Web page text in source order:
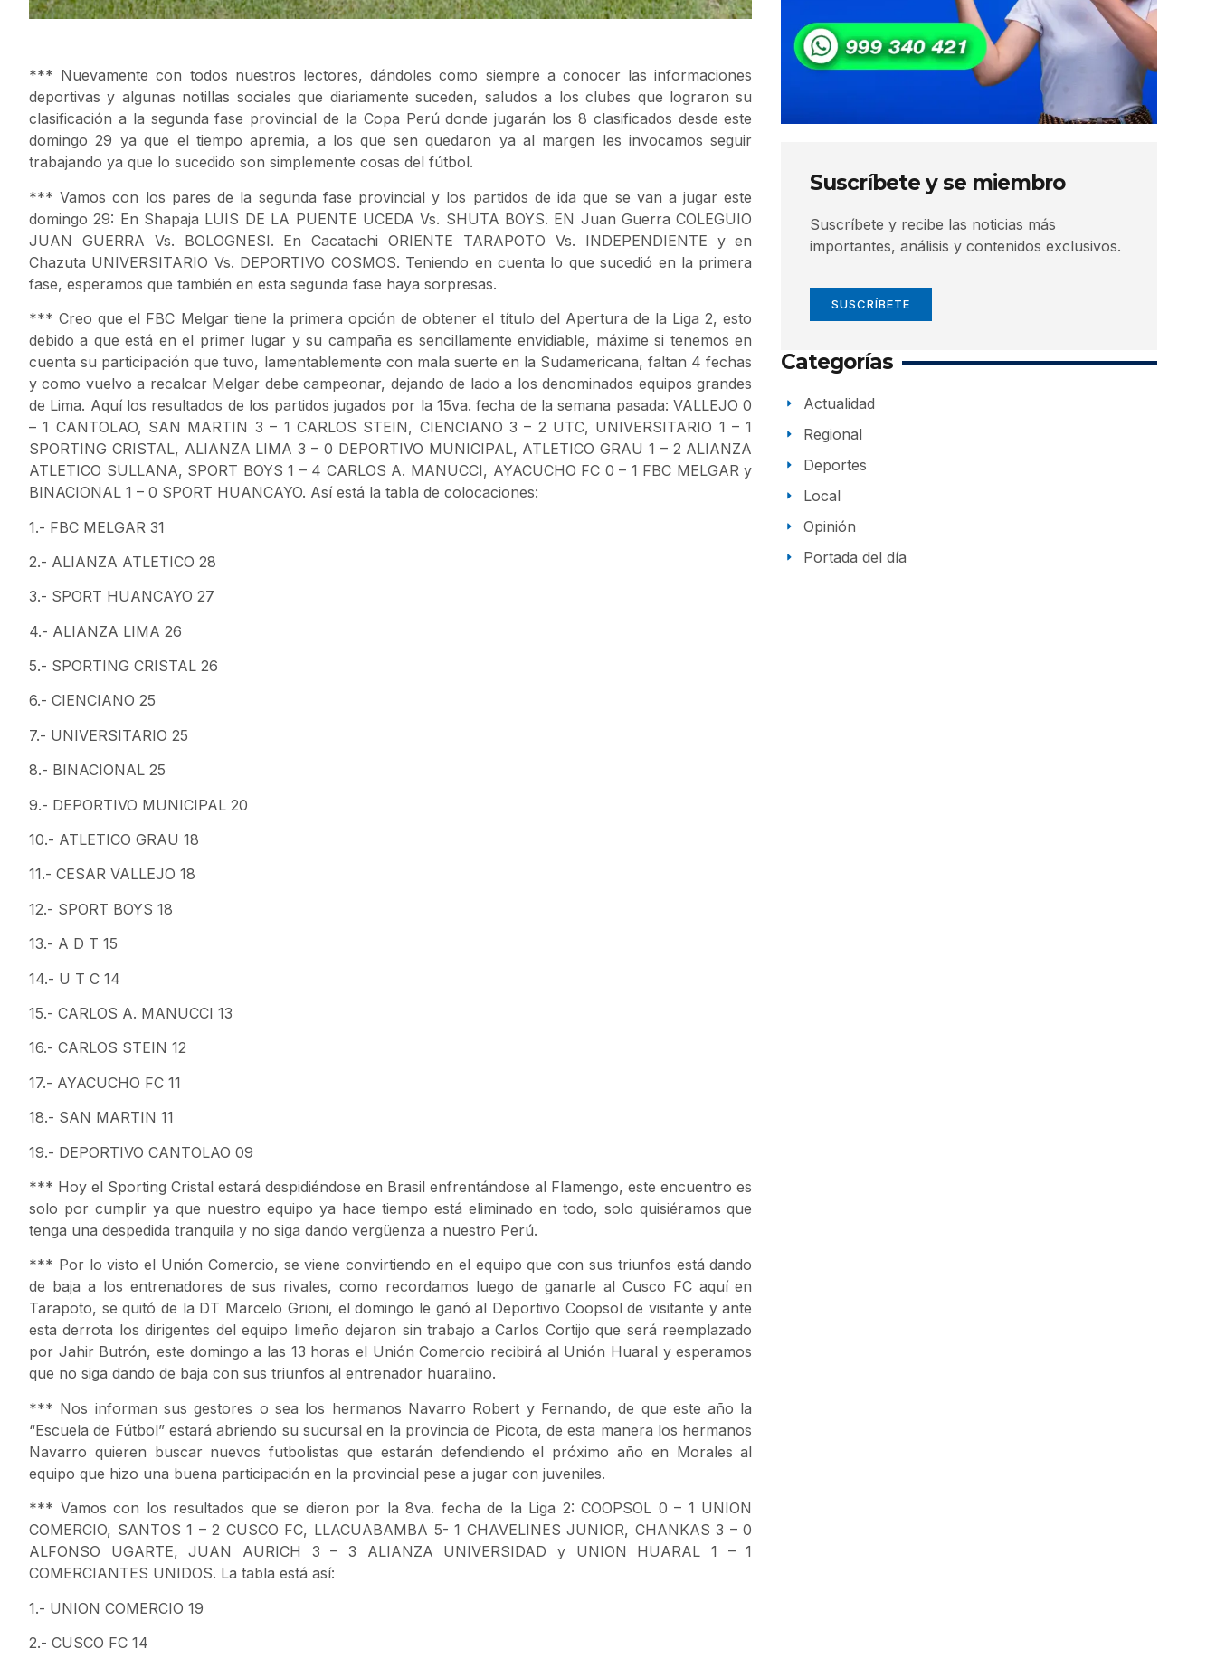
*** Nuevamente con todos nuestros lectores, dándoles como siempre a conocer las informaciones
deportivas y algunas notillas sociales que diariamente suceden, saludos a los clubes que lograron su
clasificación a la segunda fase provincial de la Copa Perú donde jugarán los 8 clasificados desde este
domingo 29 ya que el tiempo apremia, a los que sen quedaron ya al margen les invocamos seguir
trabajando ya que lo sucedido son simplemente cosas del fútbol.
*** Vamos con los pares de la segunda fase provincial y los partidos de ida que se van a jugar este
domingo 29: En Shapaja LUIS DE LA PUENTE UCEDA Vs. SHUTA BOYS. EN Juan Guerra COLEGUIO
JUAN GUERRA Vs. BOLOGNESI. En Cacatachi ORIENTE TARAPOTO Vs. INDEPENDIENTE y en
Chazuta UNIVERSITARIO Vs. DEPORTIVO COSMOS. Teniendo en cuenta lo que sucedió en la primera
fase, esperamos que también en esta segunda fase haya sorpresas.
*** Creo que el FBC Melgar tiene la primera opción de obtener el título del Apertura de la Liga 2, esto
debido a que está en el primer lugar y su campaña es sencillamente envidiable, máxime si tenemos en
cuenta su participación que tuvo, lamentablemente con mala suerte en la Sudamericana, faltan 4 fechas
y como vuelvo a recalcar Melgar debe campeonar, dejando de lado a los denominados equipos grandes
de Lima. Aquí los resultados de los partidos jugados por la 15va. fecha de la semana pasada: VALLEJO 0
– 1 CANTOLAO, SAN MARTIN 3 – 1 CARLOS STEIN, CIENCIANO 3 – 2 UTC, UNIVERSITARIO 1 – 1
SPORTING CRISTAL, ALIANZA LIMA 3 – 0 DEPORTIVO MUNICIPAL, ATLETICO GRAU 1 – 2 ALIANZA
ATLETICO SULLANA, SPORT BOYS 1 – 4 CARLOS A. MANUCCI, AYACUCHO FC 0 – 1 FBC MELGAR y
BINACIONAL 1 – 0 SPORT HUANCAYO. Así está la tabla de colocaciones:
1.- FBC MELGAR 31
2.- ALIANZA ATLETICO 28
3.- SPORT HUANCAYO 27
4.- ALIANZA LIMA 26
5.- SPORTING CRISTAL 26
6.- CIENCIANO 25
7.- UNIVERSITARIO 25
8.- BINACIONAL 25
9.- DEPORTIVO MUNICIPAL 20
10.- ATLETICO GRAU 18
11.- CESAR VALLEJO 18
12.- SPORT BOYS 18
13.- A D T 15
14.- U T C 14
15.- CARLOS A. MANUCCI 13
16.- CARLOS STEIN 12
17.- AYACUCHO FC 11
18.- SAN MARTIN 11
19.- DEPORTIVO CANTOLAO 09
*** Hoy el Sporting Cristal estará despidiéndose en Brasil enfrentándose al Flamengo, este encuentro es
solo por cumplir ya que nuestro equipo ya hace tiempo está eliminado en todo, solo quisiéramos que
tenga una despedida tranquila y no siga dando vergüenza a nuestro Perú.
*** Por lo visto el Unión Comercio, se viene convirtiendo en el equipo que con sus triunfos está dando
de baja a los entrenadores de sus rivales, como recordamos luego de ganarle al Cusco FC aquí en
Tarapoto, se quitó de la DT Marcelo Grioni, el domingo le ganó al Deportivo Coopsol de visitante y ante
esta derrota los dirigentes del equipo limeño dejaron sin trabajo a Carlos Cortijo que será reemplazado
por Jahir Butrón, este domingo a las 13 horas el Unión Comercio recibirá al Unión Huaral y esperamos
que no siga dando de baja con sus triunfos al entrenador huaralino.
*** Nos informan sus gestores o sea los hermanos Navarro Robert y Fernando, de que este año la
“Escuela de Fútbol” estará abriendo su sucursal en la provincia de Picota, de esta manera los hermanos
Navarro quieren buscar nuevos futbolistas que estarán defendiendo el próximo año en Morales al
equipo que hizo una buena participación en la provincial pese a jugar con juveniles.
*** Vamos con los resultados que se dieron por la 8va. fecha de la Liga 2: COOPSOL 0 – 1 UNION
COMERCIO, SANTOS 1 – 2 CUSCO FC, LLACUABAMBA 5- 1 CHAVELINES JUNIOR, CHANKAS 3 – 0
ALFONSO UGARTE, JUAN AURICH 3 – 3 ALIANZA UNIVERSIDAD y UNION HUARAL 1 – 1
COMERCIANTES UNIDOS. La tabla está así:
1.- UNION COMERCIO 19
2.- CUSCO FC 14
Suscríbete y se miembro
Suscríbete y recibe las noticias más
importantes, análisis y contenidos exclusivos.
SUSCRÍBETE
Categorías
Actualidad
Regional
Deportes
Local
Opinión
Portada del día